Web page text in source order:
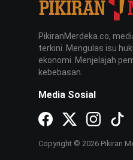
PikiranMerdeka.co,
terkini. Mengulas isu
ekonomi. Menjelajah
kebebasan.
Media Sosial
Copyright © 2026 Pikiran